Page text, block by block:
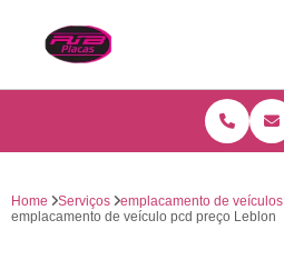
Home Serviços emplacamento de veículos
emplacamento de veículo pcd preço Leblon